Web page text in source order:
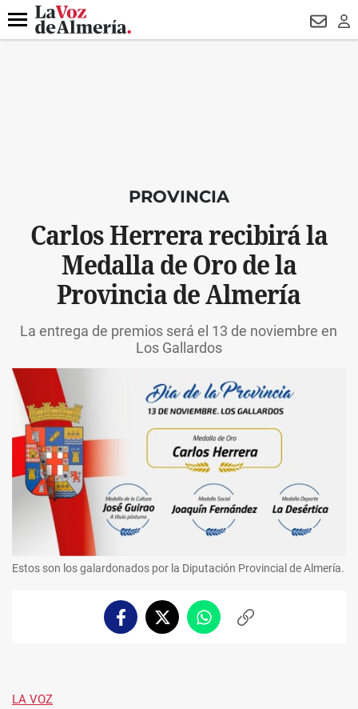
DESTACADO
Menú
PROVINCIA
Carlos Herrera recibirá la
Medalla de Oro de la
Provincia de Almería
La entrega de premios será el 13 de noviembre en
Los Gallardos
Estos son los galardonados por la Diputación Provincial de Almería.
FacebookTwitterWhatsappCopiar
LA VOZ